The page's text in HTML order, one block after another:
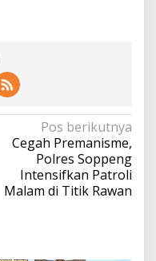
Pos berikutnya
Cegah Premanisme,
Polres Soppeng
Intensifkan Patroli
Malam di Titik Rawan